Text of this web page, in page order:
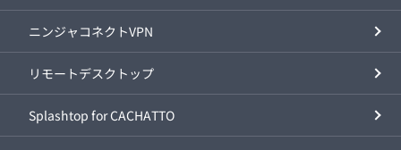
ニンジャコネクトVPN
リモートデスクトップ
Splashtop for CACHATTO